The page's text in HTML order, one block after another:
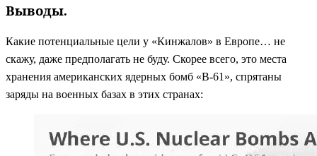
Выводы.
Какие потенциальные цели у «Кинжалов» в Европе… не
скажу, даже предполагать не буду. Скорее всего, это места
хранения американских ядерных бомб «В-61», спрятаны
заряды на военных базах в этих странах: